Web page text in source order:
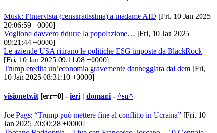
Musk: l’intervista (censuratissima) a madame AfD [Fri, 10 Jan 2025
20:06:59 +0000]
Vogliono davvero ridurre la popolazione… [Fri, 10 Jan 2025
09:21:44 +0000]
Le aziende USA ritirano le politiche ESG imposte da BlackRock
[Fri, 10 Jan 2025 09:11:08 +0000]
Trump eredita un’economia gravemente danneggiata dai dem [Fri,
10 Jan 2025 08:31:10 +0000]
visionetv.it [err=0] - ieri | domani - ^su^
Joe Pags: “Trump può mettere fine al conflitto in Ucraina” [Fri, 10
Jan 2025 20:00:28 +0000]